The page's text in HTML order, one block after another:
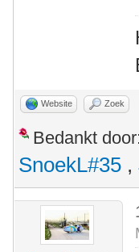
Website Zoek
Bedankt door:
SnoekL#35 ,